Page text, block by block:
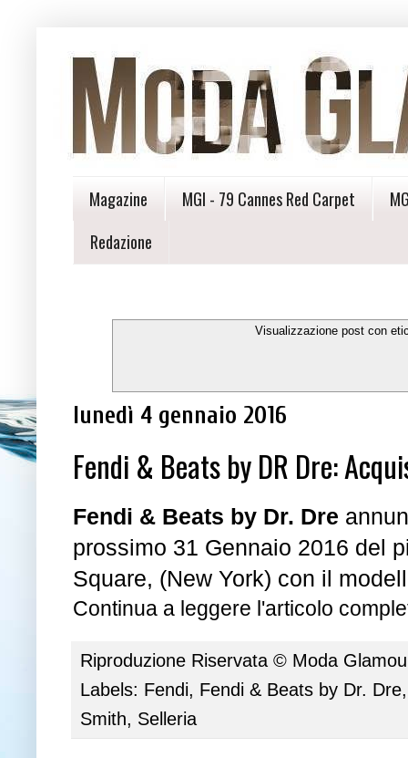
Magazine MGI - 79 Cannes Red Carpet
Redazione
Visualizzazione post con
lunedì 4 gennaio 2016
Fendi & Beats by DR Dre:
Fendi & Beats by Dr. Dre
prossimo 31 Gennaio 2016 del
Square, (New York) con il
Continua a leggere l'articolo
Riproduzione Riservata © Moda
Labels: Fendi, Fendi & Beats by Dr. Dre
Smith, Selleria